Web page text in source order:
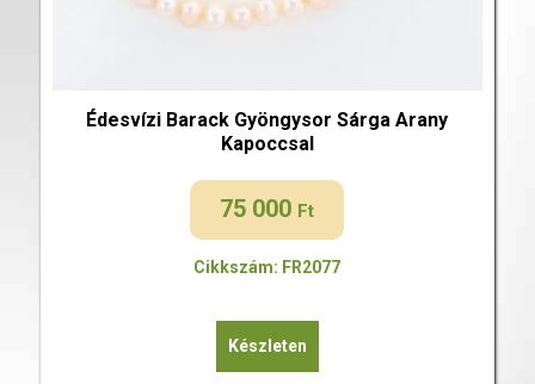
Édesvízi Barack Gyöngysor Sárga Arany
Kapoccsal
75 000 Ft
Cikkszám: FR2077
Készleten